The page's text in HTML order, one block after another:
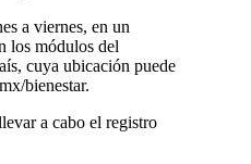
a viernes, en un
los módulos del
cuya ubicación puede
bienestar.
a cabo el registro